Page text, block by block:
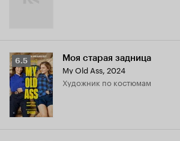
Рейтинг
Кинопоиска
6.5
6.5 Моя старая задница
My Old Ass, 2024
Художник по костюмам